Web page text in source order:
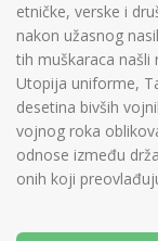
etničke, verske i
nakon užasnog
tih muškaraca
Utopija uniforme,
desetina bivših
vojnog roka
odnose između
onih koji